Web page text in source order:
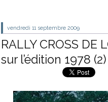
vendredi 11 septembre 2009
RALLY CROSS DE
sur l’édition 1978 (2)